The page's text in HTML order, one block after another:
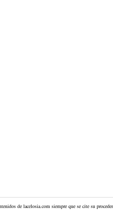
de lacelosia.com siempre que se cite su